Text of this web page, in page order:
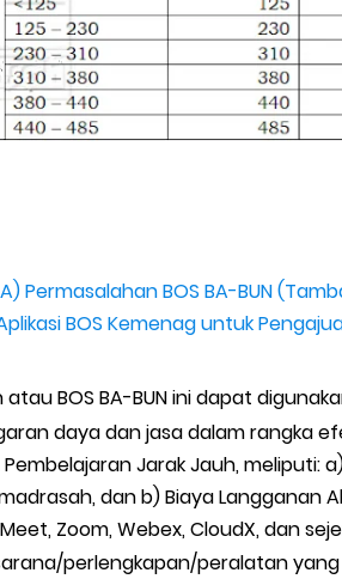
Permasalahan BOS BA-BUN
BOS Kemenag untuk
BOS BA-BUN ini dapat
daya dan jasa dalam rangka
Jarak Jauh, meliputi:
dan b) Biaya Langganan
Zoom, Webex, CloudX, dan
perlengkapan/peralatan